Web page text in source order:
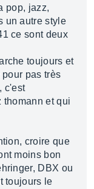
pop, jazz,
un autre style
ce sont deux
toujours et
pas très
, c'est
thomann et qui
croire que
moins bon
DBX ou
toujours le